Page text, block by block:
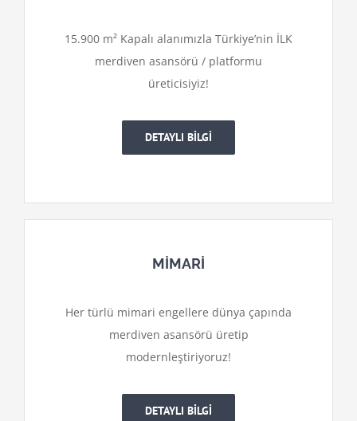
15.900 m² Kapalı alanımızla Türkiye’nin İLK
merdiven asansörü / platformu
üreticisiyiz!
DETAYLI BİLGİ
MİMARİ
Her türlü mimari engellere dünya çapında
merdiven asansörü üretip
modernleştiriyoruz!
DETAYLI BİLGİ